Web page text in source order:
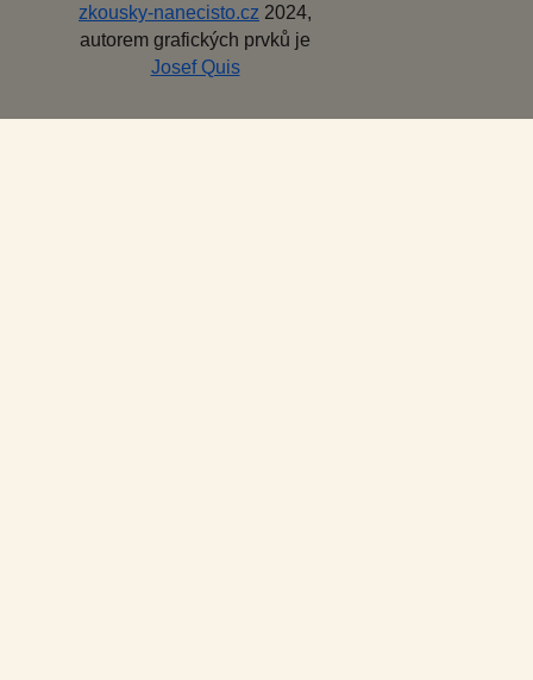
zkousky-nanecisto.cz 2024,
autorem grafických prvků je
Josef Quis